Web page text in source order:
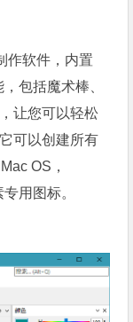
作软件，内置
包括魔术棒、
让您可以轻松
可以创建所有
OS，
用图标。